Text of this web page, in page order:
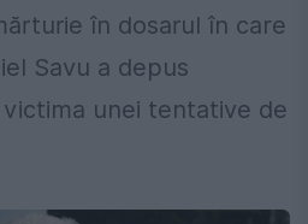
în dosarul în care
Savu a depus
unei tentative de